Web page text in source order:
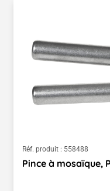
Réf. produit : 558488
Pince à mosaïque,